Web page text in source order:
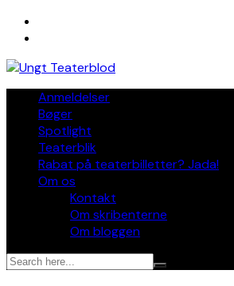
Skip
Anmeldelser
Bøger
Spotlight
Teaterblik
Rabat på teaterbilletter? Jada!
Om os
Kontakt
Om skribenterne
Om bloggen